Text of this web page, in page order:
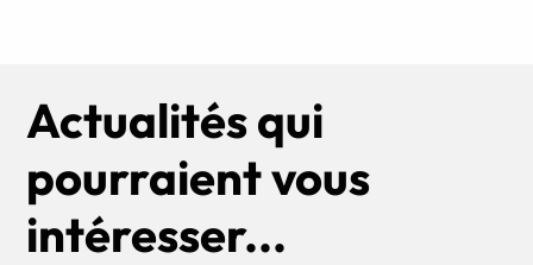
Actualités qui
pourraient vous
intéresser...